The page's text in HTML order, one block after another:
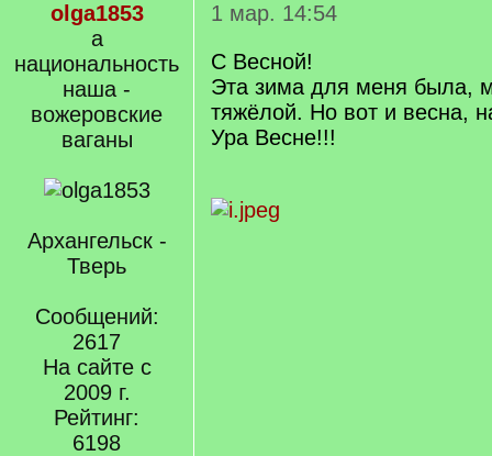
olga1853
а
национальность
наша -
вожеровские
ваганы
Архангельск -
Тверь
Сообщений:
2617
На сайте с
2009 г.
Рейтинг:
6198
1 мар. 14:54
С Весной!
Эта зима для меня была,
тяжёлой. Но вот и весна,
Ура Весне!!!